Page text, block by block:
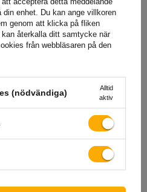
eventuellt fel. För att
har vi förenklat processen för
så mycket som möjligt
fyll i och skicka in formuläret
av våra
specialister ger dig
enhet. Du kan ange villkoren
genom att klicka på fliken
återkalla ditt samtycke när
från webbläsaren på den
(nödvändiga)
Alltid
aktiv